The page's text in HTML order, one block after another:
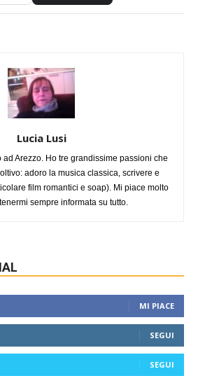
Lucia Lusi
ad Arezzo. Ho tre grandissime passioni che
adoro la musica classica, scrivere e
film romantici e soap). Mi piace molto
sempre informata su tutto.
MI PIACE
SEGUI
SEGUI